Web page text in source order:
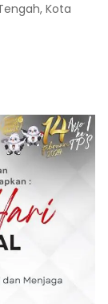
Kota